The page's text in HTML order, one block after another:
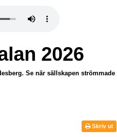
2026
Se när sällskapen strömmade
Skriv ut